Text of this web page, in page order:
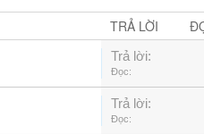
TRẢ LỜI
Trả lời:
Đọc:
Trả lời:
Đọc: